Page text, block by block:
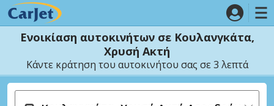
Ενοικίαση αυτοκινήτων σε Κουλανγκάτα,
Χρυσή Ακτή
Κάντε κράτηση του αυτοκινήτου σας σε 3 λεπτά